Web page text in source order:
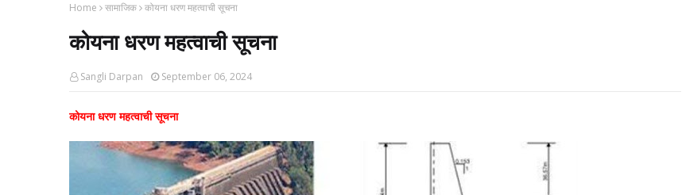
Home सामाजिक कोयना धरण महत्वाची सूचना
कोयना धरण महत्वाची सूचना
Sangli Darpan September 06, 2024
कोयना धरण महत्वाची सूचना